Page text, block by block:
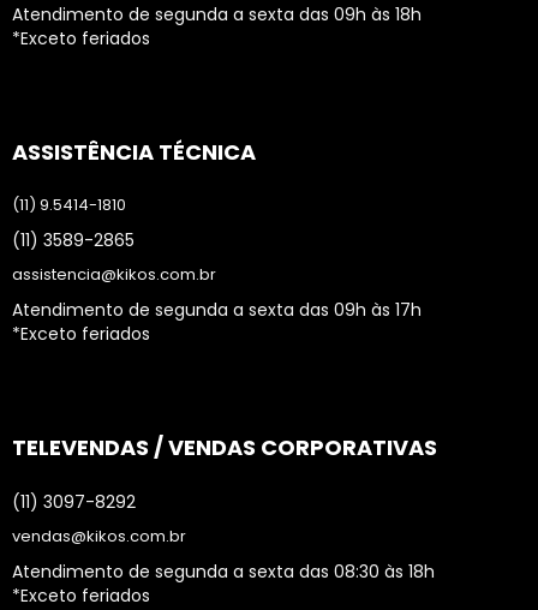
Atendimento de segunda a sexta das 09h às 18h
*Exceto feriados
ASSISTÊNCIA TÉCNICA
(11) 9.5414-1810
(11) 3589-2865
assistencia@kikos.com.br
Atendimento de segunda a sexta das 09h às 17h
*Exceto feriados
TELEVENDAS / VENDAS CORPORATIVAS
(11) 3097-8292
vendas@kikos.com.br
Atendimento de segunda a sexta das 08:30 às 18h
*Exceto feriados